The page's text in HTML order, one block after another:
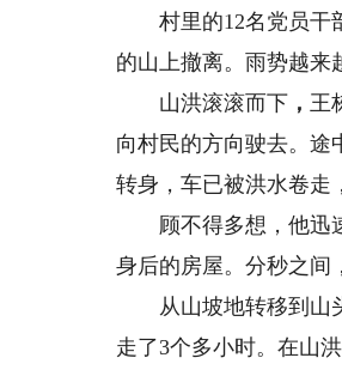
村里的12名党员干部
的山上撤离。雨势越来
山洪滚滚而下 ，王
向村民的方向驶去。途
转身，车已被洪水卷走
顾不得多想，他迅速
身后的房屋。分秒之间
从山坡地转移到山头
走了3个多小时。在山